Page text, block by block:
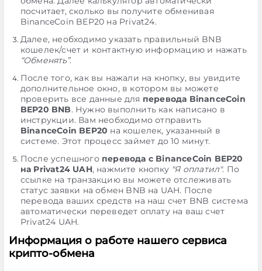
посчитает, сколько вы получите обменивая
BinanceCoin BEP20 на Privat24.
Далее, необходимо указать правильный BNB
кошелек/счет и контактную информацию и нажать
“Обменять”.
После того, как вы нажали на кнопку, вы увидите
дополнительное окно, в котором вы можете
проверить все данные для перевода BinanceCoin
BEP20 BNB. Нужно выполнить как написано в
инструкции. Вам необходимо отправить
BinanceCoin BEP20 на кошелек, указанный в
системе. Этот процесс займет до 10 минут.
После успешного перевода с BinanceCoin BEP20
на Privat24 UAH, нажмите кнопку "Я оплатил". По
ссылке на транзакцию вы можете отслеживать
статус заявки на обмен BNB на UAH. После
перевода ваших средств на наш счет BNB система
автоматически переведет оплату на ваш счет
Privat24 UAH.
Информация о работе нашего сервиса
крипто-обмена